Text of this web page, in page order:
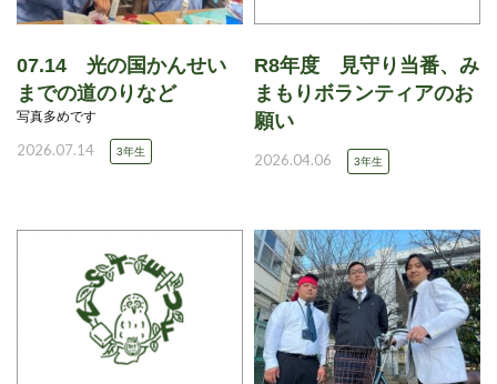
07.14 光の国かんせい
までの道のりなど
写真多めです
2026.07.14 3年生
R8年度 見守り当番、み
まもりボランティアのお
願い
2026.04.06 3年生